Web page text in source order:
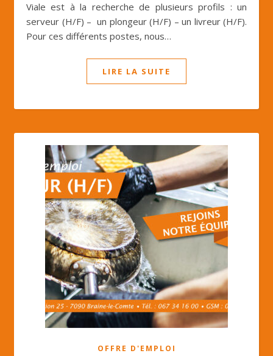
Viale est à la recherche de plusieurs profils : un
serveur (H/F) – un plongeur (H/F) – un livreur (H/F).
Pour ces différents postes, nous…
LIRE LA SUITE
OFFRE D'EMPLOI